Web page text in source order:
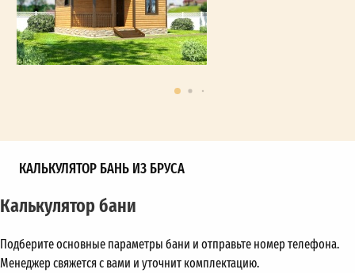
КАЛЬКУЛЯТОР БАНЬ ИЗ БРУСА
Калькулятор бани
Подберите основные параметры бани и отправьте номер телефона.
Менеджер свяжется с вами и уточнит комплектацию.